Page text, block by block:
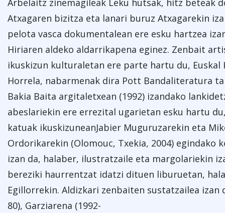
Atxagaren bizitza eta lanari buruz Atxagarekin
pelota vasca dokumentalean ere esku hartzea
Hiriaren aldeko aldarrikapena eginez. Zenbait
ikuskizun kulturaletan ere parte hartu du, Euskal
Horrela, nabarmenak dira Pott Bandaliteratura
Bakia Baita argitaletxean (1992) izandako
abeslariekin ere errezital ugarietan esku hartu
katuak ikuskizuneanJabier Muguruzarekin eta
Ordorikarekin (Olomouc, Txekia, 2004) egindako
izan da, halaber, ilustratzaile eta margolariekin
bereziki haurrentzat idatzi dituen liburuetan, hala
Egillorrekin. Aldizkari zenbaiten sustatzailea izan
80), Garziarena (1992-